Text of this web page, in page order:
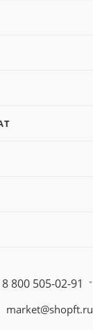
8 800 505-02-91
market@shopft.ru